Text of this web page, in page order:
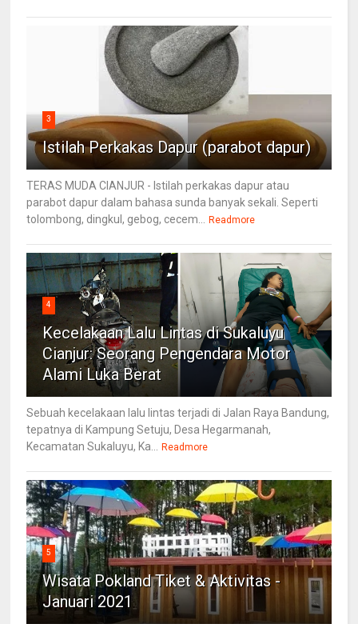
3
Istilah Perkakas Dapur (parabot dapur)
TERAS MUDA CIANJUR - Istilah perkakas dapur atau
parabot dapur dalam bahasa sunda banyak sekali. Seperti
tolombong, dingkul, gebog, cecem... Readmore
4
Kecelakaan Lalu Lintas di Sukaluyu
Cianjur: Seorang Pengendara Motor
Alami Luka Berat
Sebuah kecelakaan lalu lintas terjadi di Jalan Raya Bandung,
tepatnya di Kampung Setuju, Desa Hegarmanah,
Kecamatan Sukaluyu, Ka... Readmore
5
Wisata Pokland Tiket & Aktivitas -
Januari 2021